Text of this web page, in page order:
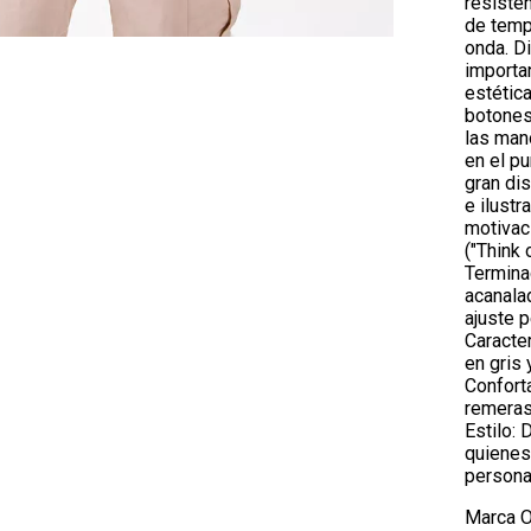
de
onda.
las
en el
gran
e
("Think
ajuste
en gris
Estilo:
Marca